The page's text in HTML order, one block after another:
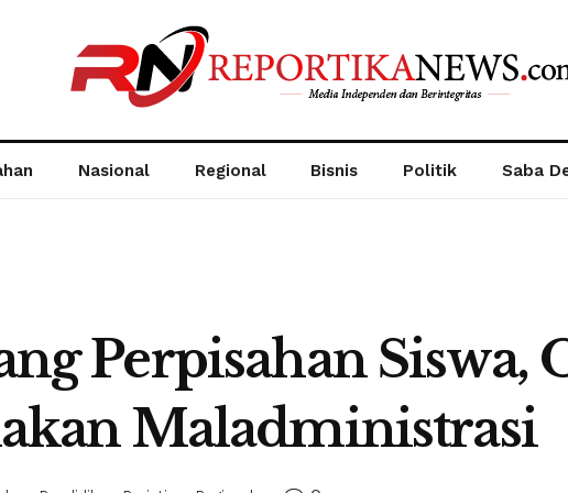
Nasional Regional Bisnis Politik Saba
Perpisahan Siswa,
Maladministrasi